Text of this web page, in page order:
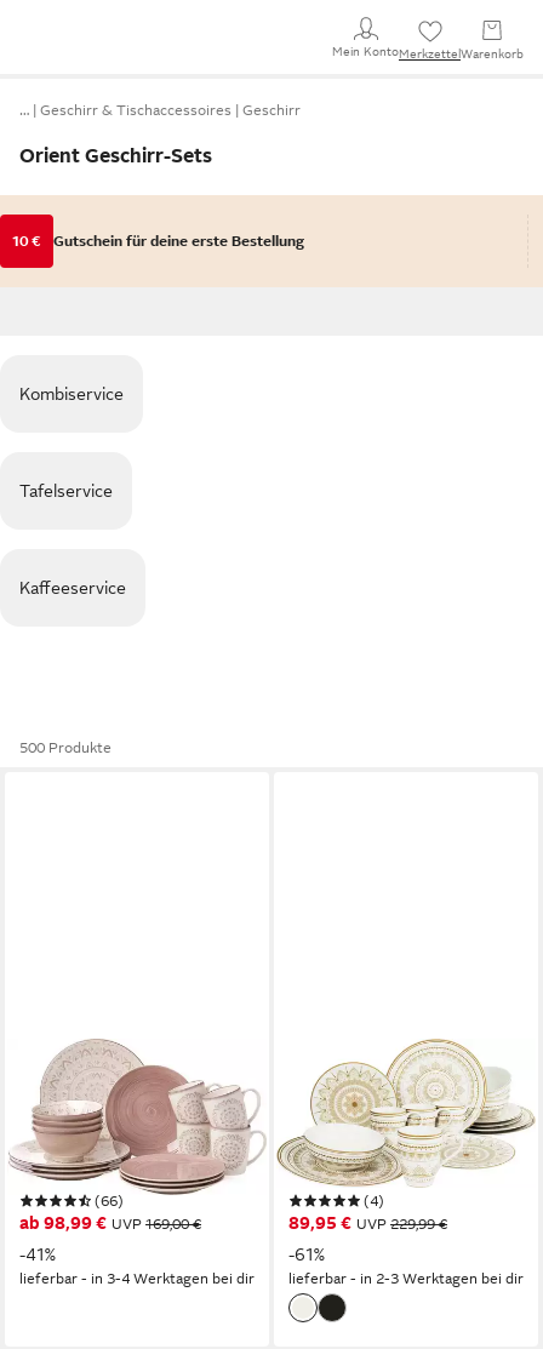
Mein KontoMerkzettel Warenkorb
… Geschirr & Tischaccessoires Geschirr
Orient Geschirr-Sets
10 € Gutschein für deine erste Bestellung
Kombiservice
Tafelservice
Kaffeeservice
500 Produkte
RITZENHOFF & BREKER
Kombiservice Geschirr-Set,
Service Valencia (16-tlg), 4
Personen, Steinzeug, jedes
Stück ein Unikat, 16 Teile, für
4 Personen(66)
ab 98,99 € UVP 169,00 €
-41%
lieferbar - in 3-4 Werktagen bei dir
CREATABLE
Kombiservice Mandala Gold
(16-tlg), 4 Personen,
Steinzeug, Service, goldene
orientalische Motive, 16 Teile,
für 4 Personen
(4)
89,95 € UVP 229,99 €
-61%
lieferbar - in 2-3 Werktagen bei dir